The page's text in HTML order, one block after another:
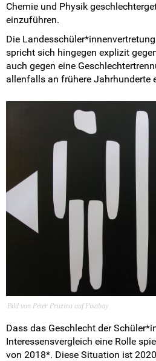
Mach mit!
SV-Arbeit vor Ort
Du hast Recht(e)
Weitersurfen
Shop
Intern
Chemie und Physik
einzuführen.
Die
spricht sich hingegen explizit
auch gegen eine
allenfalls an frühere Jahrhunderte
Bild von Peter Pruzina auf Pixabay
Dass das Geschlecht der
Interessensvergleich eine Rolle
von 2018*. Diese Situation ist